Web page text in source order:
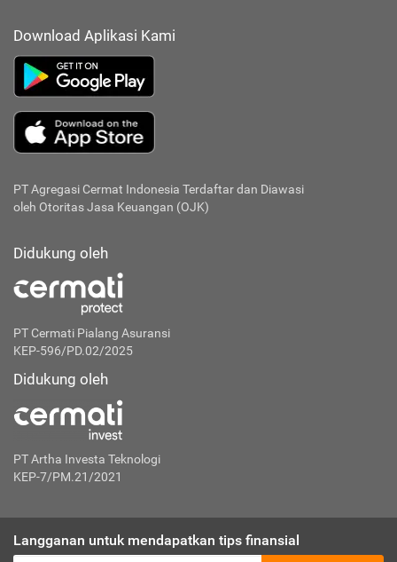
Download Aplikasi Kami
PT Agregasi Cermat Indonesia Terdaftar dan Diawasi
oleh Otoritas Jasa Keuangan (OJK)
Didukung oleh
PT Cermati Pialang Asuransi
KEP-596/PD.02/2025
Didukung oleh
PT Artha Investa Teknologi
KEP-7/PM.21/2021
Langganan untuk mendapatkan tips finansial